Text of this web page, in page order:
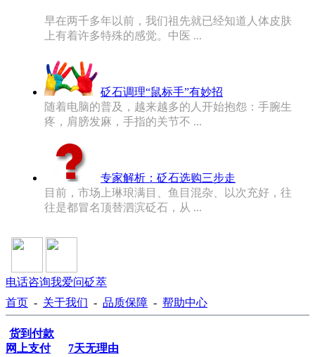
早在两千多年以前，我们祖先就已经知道人体皮肤
上有着许多特殊的感觉。中医 ...
砭石调理“鼠标手”有妙招
随着电脑的普及，越来越多的人开始抱怨：手腕生
疼，肩膀发麻，手指的关节不 ...
专家解析：砭石选购三步走
目前，市场上琳琅满目、鱼目混杂、以次充好，往
往是都冒名顶替泗滨砭石，从 ...
电话咨询我爱问砭萃
首页 - 关于我们 - 品质保障 - 帮助中心
货到付款
网上支付
7天无理由